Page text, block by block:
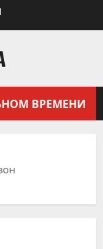
ВРЕМЕНИ